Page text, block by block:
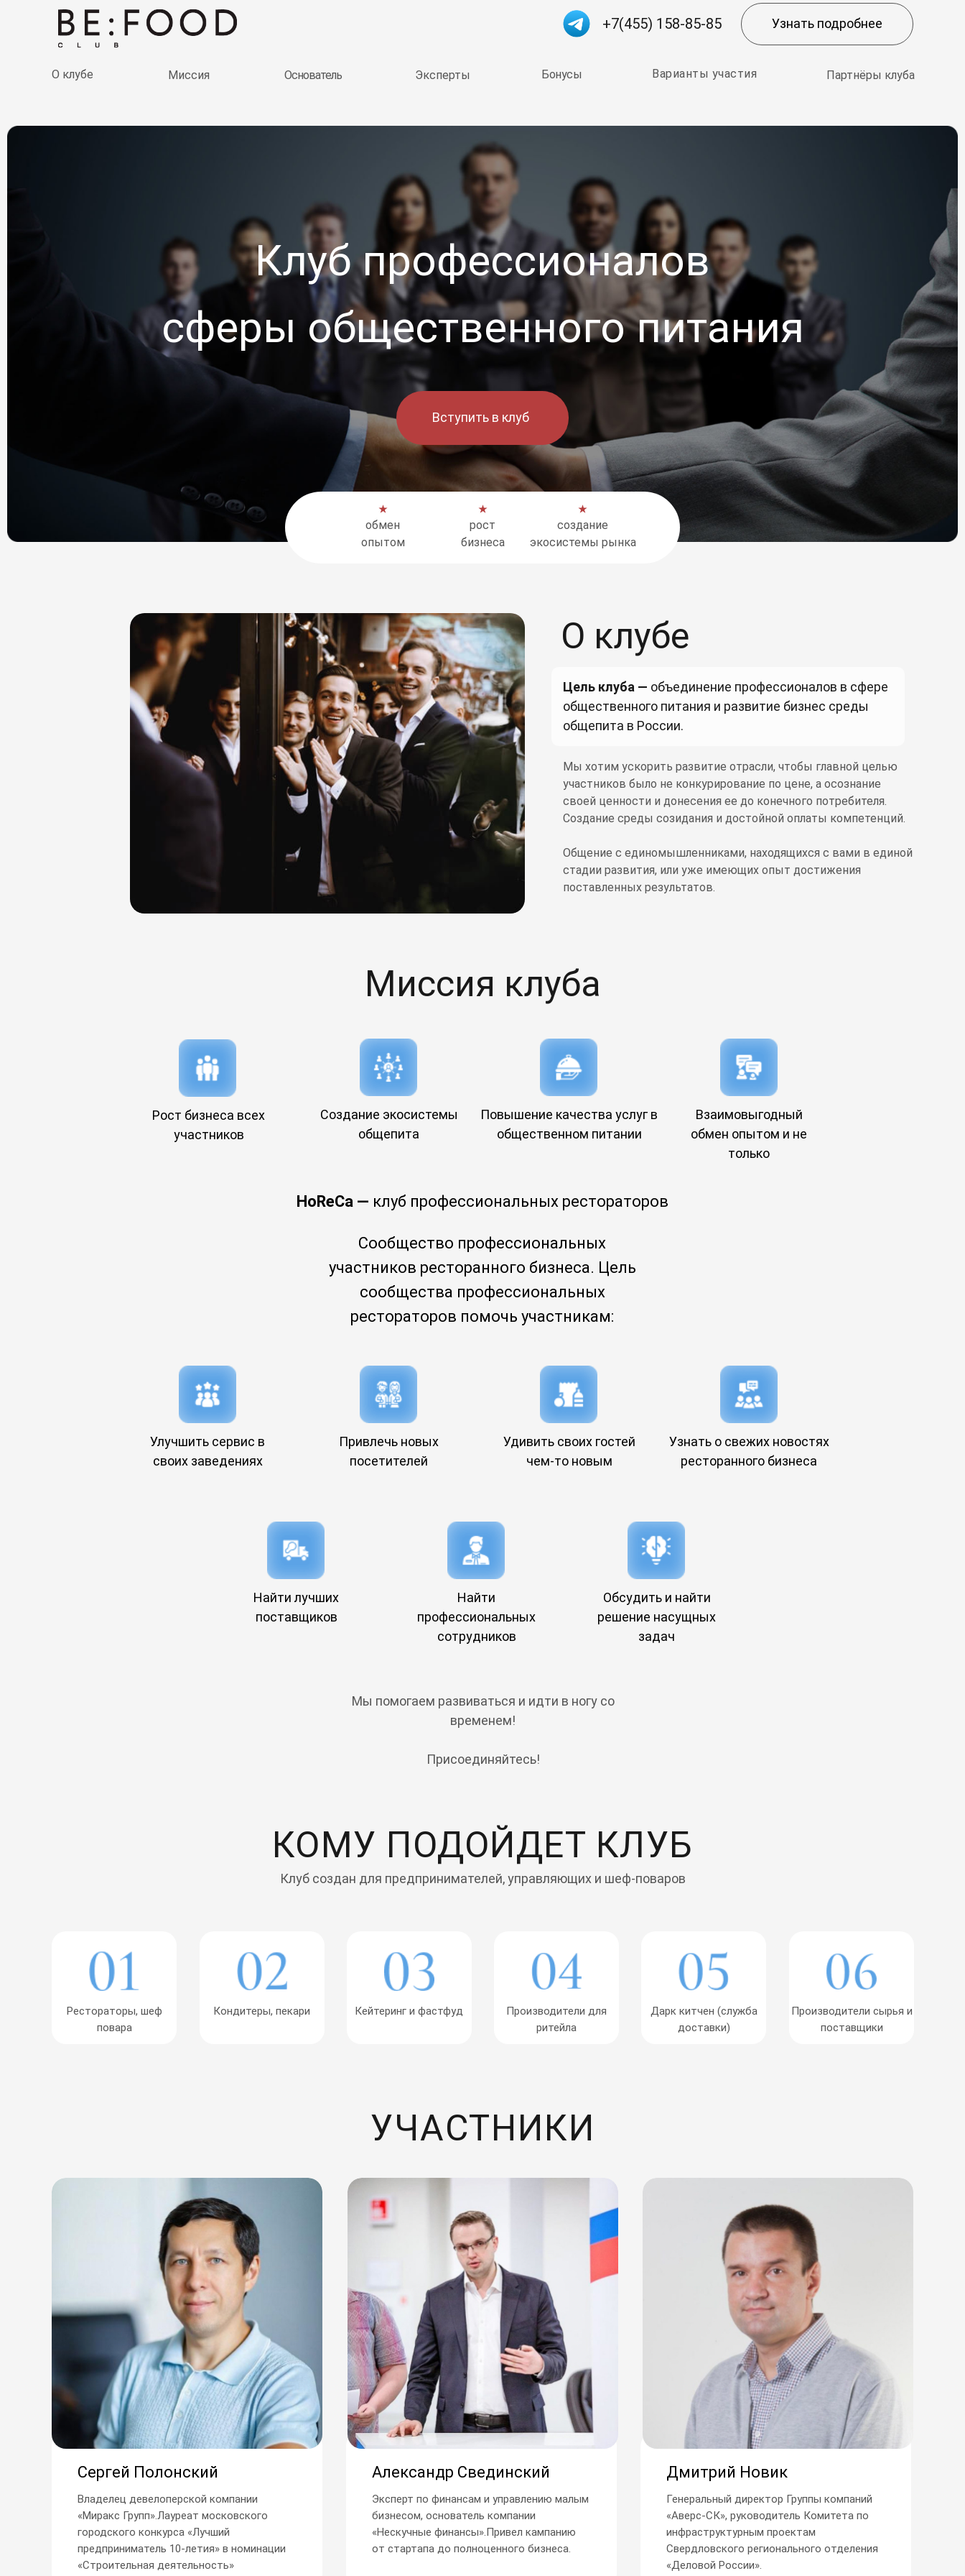
+7(455) 158-85-85
О клубе Миссия Основатель Эксперты Бонусы Варианты участия Партнёры клуба
Клуб профессионалов
сферы общественного питания
обмен
опытом
рост
бизнеса
создание
экосистемы рынка
Вступить в клуб
Узнать подробнее
О клубе
Цель клуба — объединение профессионалов в сфере
общественного питания и развитие бизнес среды
общепита в России.
Мы хотим ускорить развитие отрасли, чтобы главной целью
участников было не конкурирование по цене, а осознание
своей ценности и донесения ее до конечного потребителя.
Создание среды созидания и достойной оплаты компетенций.
Общение с единомышленниками, находящихся с вами в единой
стадии развития, или уже имеющих опыт достижения
поставленных результатов.
Миссия клуба
Рост бизнеса всех
участников
Создание экосистемы
общепита
Повышение качества услуг в
общественном питании
Взаимовыгодный
обмен опытом и не
только
HoReCa — клуб профессиональных рестораторов
Сообщество профессиональных
участников ресторанного бизнеса. Цель
сообщества профессиональных
рестораторов помочь участникам:
Улучшить сервис в
своих заведениях
Привлечь новых
посетителей
Удивить своих гостей
чем-то новым
Узнать о свежих новостях
ресторанного бизнеса
Найти лучших
поставщиков
Найти
профессиональных
сотрудников
Обсудить и найти
решение насущных
задач
Мы помогаем развиваться и идти в ногу со
временем!
Присоединяйтесь!
КОМУ ПОДОЙДЕТ КЛУБ
Клуб создан для предпринимателей, управляющих и шеф-поваров
Рестораторы, шеф
повара
Кондитеры, пекари Кейтеринг и фастфуд
Производители для
ритейла
Дарк китчен (служба
доставки)
Производители сырья и
поставщики
УЧАСТНИКИ
Сергей Полонский
Владелец девелоперской компании
«Миракс Групп».Лауреат московского
городского конкурса «Лучший
предприниматель 10-летия» в номинации
«Строительная деятельность»
Александр Свединский
Эксперт по финансам и управлению малым
бизнесом, основатель компании
«Нескучные финансы».Привел кампанию
от стартапа до полноценного бизнеса.
Дмитрий Новик
Генеральный директор Группы компаний
«Аверс-СК», руководитель Комитета по
инфраструктурным проектам
Свердловского регионального отделения
«Деловой России».